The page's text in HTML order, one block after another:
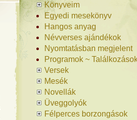
Könyveim
Egyedi mesekönyv
Hangos anyag
Névverses ajándékok
Nyomtatásban megjelent
Programok ~
Versek
Mesék
Novellák
Üveggolyók
Félperces borzongások